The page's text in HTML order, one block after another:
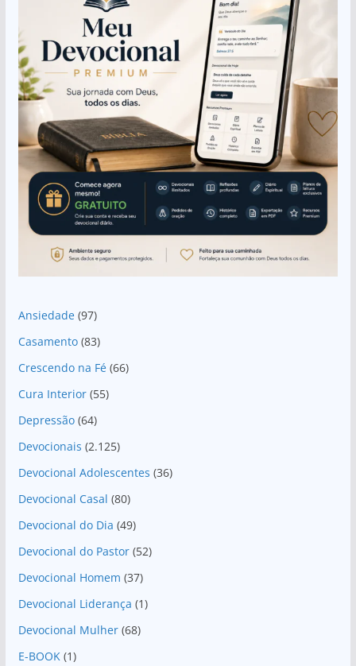
Ansiedade(97)
Casamento(83)
Crescendo na Fé(66)
Cura Interior(55)
Depressão(64)
Devocionais (2.125)
Devocional Adolescentes (36)
Devocional Casal (80)
Devocional do Dia (49)
Devocional do Pastor(52)
Devocional Homem (37)
Devocional Liderança (1)
Devocional Mulher(68)
E-BOOK (1)